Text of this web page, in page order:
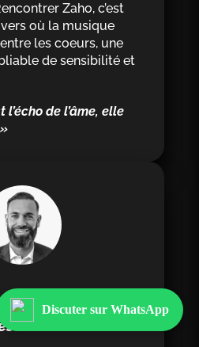
Zaho, c’est
où la musique
les coeurs, une
de sensibilité et
de l’âme, elle
C2i et
Discuter sur WhatsApp